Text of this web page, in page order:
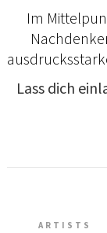
Im
Lass dich
ARTISTS